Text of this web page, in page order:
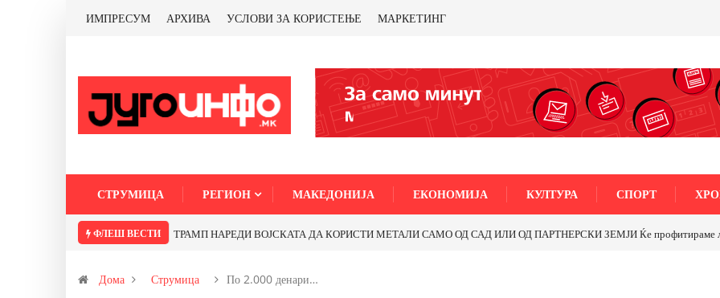
ИМПРЕСУМ АРХИВА УСЛОВИ ЗА КОРИСТЕЊЕ МАРКЕТИНГ
СТРУМИЦА РЕГИОН МАКЕДОНИЈА ЕКОНОМИЈА КУЛТУРА СПОРТ
ФЛЕШ ВЕСТИ Почнува реконструкцијата на улицата „5-ти
Дома Струмица По 2.000 денари…